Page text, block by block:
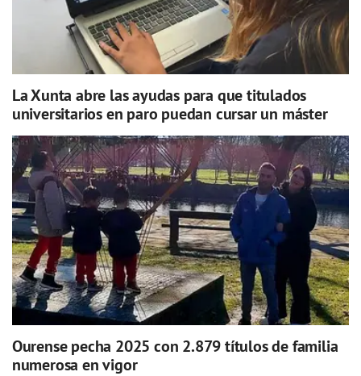
La Xunta abre las ayudas para que titulados
universitarios en paro puedan cursar un máster
Ourense pecha 2025 con 2.879 títulos de familia
numerosa en vigor